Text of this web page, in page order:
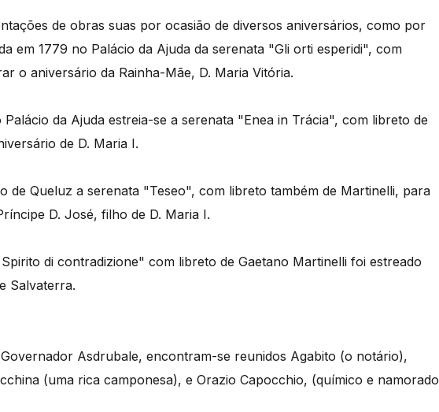
de obras suas por ocasião de diversos aniversários, como por
em 1779 no Palácio da Ajuda da serenata "Gli orti esperidi", com
o aniversário da Rainha-Mãe, D. Maria Vitória.
da Ajuda estreia-se a serenata "Enea in Trácia", com libreto de
de D. Maria I.
de Queluz a serenata "Teseo", com libreto também de Martinelli, para
D. José, filho de D. Maria I.
di contradizione" com libreto de Gaetano Martinelli foi estreado
Salvaterra.
Asdrubale, encontram-se reunidos Agabito (o notário),
(uma rica camponesa), e Orazio Capocchio, (químico e namorado